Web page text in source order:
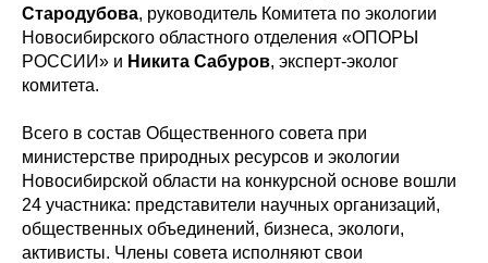
Стародубова, руководитель Комитета по экологии
Новосибирского областного отделения «ОПОРЫ
РОССИИ» и Никита Сабуров, эксперт-эколог
комитета.
Всего в состав Общественного совета при
министерстве природных ресурсов и экологии
Новосибирской области на конкурсной основе вошли
24 участника: представители научных организаций,
общественных объединений, бизнеса, экологи,
активисты. Члены совета исполняют свои